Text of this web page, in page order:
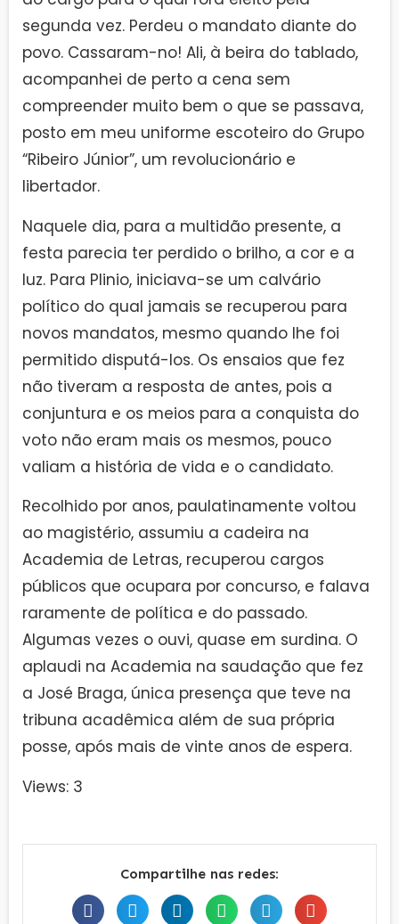
segunda vez. Perdeu o mandato diante do
povo. Cassaram-no! Ali, à beira do tablado,
acompanhei de perto a cena sem
compreender muito bem o que se passava,
posto em meu uniforme escoteiro do Grupo
“Ribeiro Júnior”, um revolucionário e
libertador.
Naquele dia, para a multidão presente, a
festa parecia ter perdido o brilho, a cor e a
luz. Para Plinio, iniciava-se um calvário
político do qual jamais se recuperou para
novos mandatos, mesmo quando lhe foi
permitido disputá-los. Os ensaios que fez
não tiveram a resposta de antes, pois a
conjuntura e os meios para a conquista do
voto não eram mais os mesmos, pouco
valiam a história de vida e o candidato.
Recolhido por anos, paulatinamente voltou
ao magistério, assumiu a cadeira na
Academia de Letras, recuperou cargos
públicos que ocupara por concurso, e falava
raramente de política e do passado.
Algumas vezes o ouvi, quase em surdina. O
aplaudi na Academia na saudação que fez
a José Braga, única presença que teve na
tribuna acadêmica além de sua própria
posse, após mais de vinte anos de espera.
Views: 3
Compartilhe nas redes: